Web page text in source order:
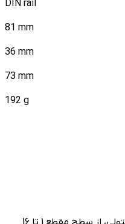
DIN rail
81 mm
36 mm
73 mm
192 g